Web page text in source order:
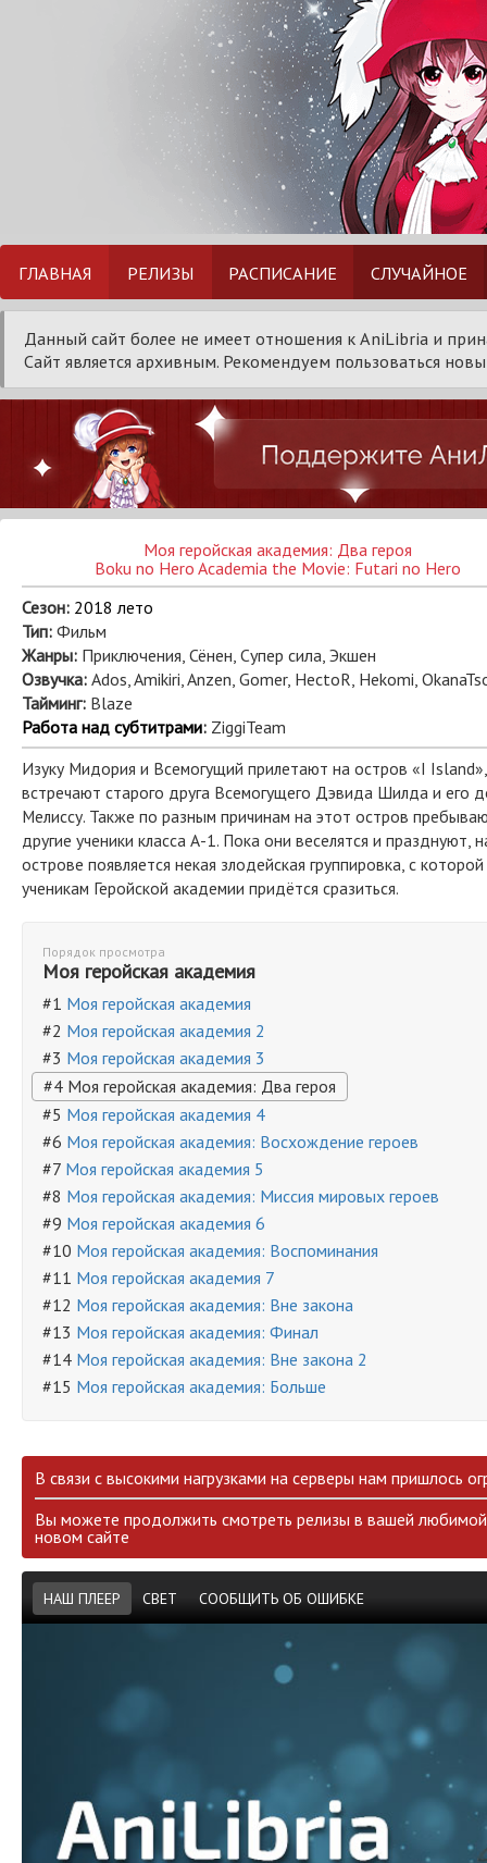
ГЛАВНАЯ РЕЛИЗЫ РАСПИСАНИЕ СЛУЧАЙНОЕ
Данный сайт более не имеет отношения к AniLibria и
Сайт является архивным. Рекомендуем пользоваться
Моя геройская академия: Два героя
Boku no Hero Academia the Movie: Futari no Hero
Сезон: 2018 лето
Тип: Фильм
Жанры: Приключения, Сёнен, Супер сила, Экшен
Озвучка: Ados, Amikiri, Anzen, Gomer, HectoR, Hekomi,
Тайминг: Blaze
Работа над субтитрами: ZiggiTeam
Изуку Мидория и Всемогущий прилетают на остров «I
встречают старого друга Всемогущего Дэвида Шилда и его
Мелиссу. Также по разным причинам на этот остров
другие ученики класса А-1. Пока они веселятся и празднуют,
острове появляется некая злодейская группировка, с которой
ученикам Геройской академии придётся сразиться.
Порядок просмотра
Моя геройская академия
#1 Моя геройская академия
#2 Моя геройская академия 2
#3 Моя геройская академия 3
#4 Моя геройская академия: Два героя
#5 Моя геройская академия 4
#6 Моя геройская академия: Восхождение героев
#7 Моя геройская академия 5
#8 Моя геройская академия: Миссия мировых героев
#9 Моя геройская академия 6
#10 Моя геройская академия: Воспоминания
#11 Моя геройская академия 7
#12 Моя геройская академия: Вне закона
#13 Моя геройская академия: Финал
#14 Моя геройская академия: Вне закона 2
#15 Моя геройская академия: Больше
В связи с высокими нагрузками на серверы нам пришлось
Вы можете продолжить смотреть релизы в вашей
новом сайте
НАШ ПЛЕЕР СВЕТ СООБЩИТЬ ОБ ОШИБКЕ